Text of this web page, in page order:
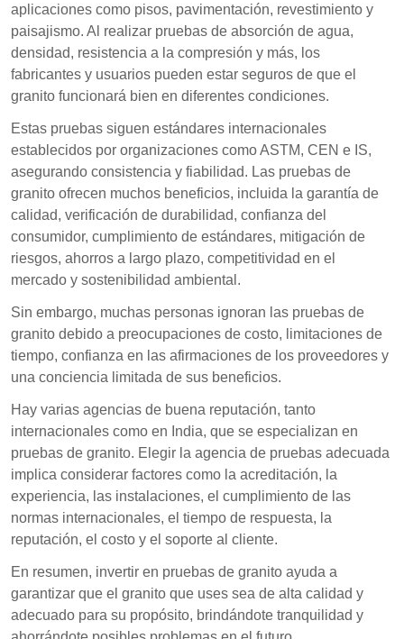
aplicaciones como pisos, pavimentación, revestimiento y
paisajismo. Al realizar pruebas de absorción de agua,
densidad, resistencia a la compresión y más, los
fabricantes y usuarios pueden estar seguros de que el
granito funcionará bien en diferentes condiciones.
Estas pruebas siguen estándares internacionales
establecidos por organizaciones como ASTM, CEN e IS,
asegurando consistencia y fiabilidad. Las pruebas de
granito ofrecen muchos beneficios, incluida la garantía de
calidad, verificación de durabilidad, confianza del
consumidor, cumplimiento de estándares, mitigación de
riesgos, ahorros a largo plazo, competitividad en el
mercado y sostenibilidad ambiental.
Sin embargo, muchas personas ignoran las pruebas de
granito debido a preocupaciones de costo, limitaciones de
tiempo, confianza en las afirmaciones de los proveedores y
una conciencia limitada de sus beneficios.
Hay varias agencias de buena reputación, tanto
internacionales como en India, que se especializan en
pruebas de granito. Elegir la agencia de pruebas adecuada
implica considerar factores como la acreditación, la
experiencia, las instalaciones, el cumplimiento de las
normas internacionales, el tiempo de respuesta, la
reputación, el costo y el soporte al cliente.
En resumen, invertir en pruebas de granito ayuda a
garantizar que el granito que uses sea de alta calidad y
adecuado para su propósito, brindándote tranquilidad y